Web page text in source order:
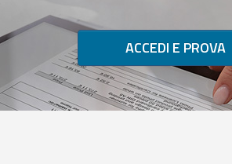
ACCEDI E PROVA